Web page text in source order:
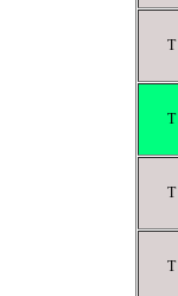
T
T
T
T